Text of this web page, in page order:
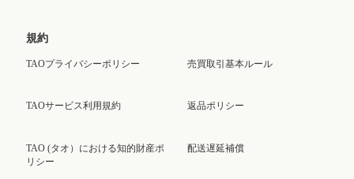
規約
TAOプライバシーポリシー
TAOサービス利用規約
TAO (タオ）における知的財産ポ
リシー
売買取引基本ルール
返品ポリシー
配送遅延補償